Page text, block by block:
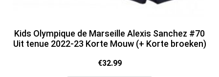
Kids Olympique de Marseille Alexis Sanchez #70
Uit tenue 2022-23 Korte Mouw (+ Korte broeken)
€32.99